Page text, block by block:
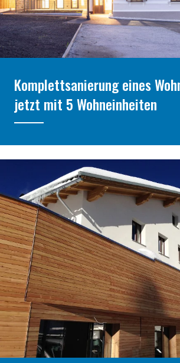
Komplettsanierung eines
jetzt mit 5 Wohneinheiten